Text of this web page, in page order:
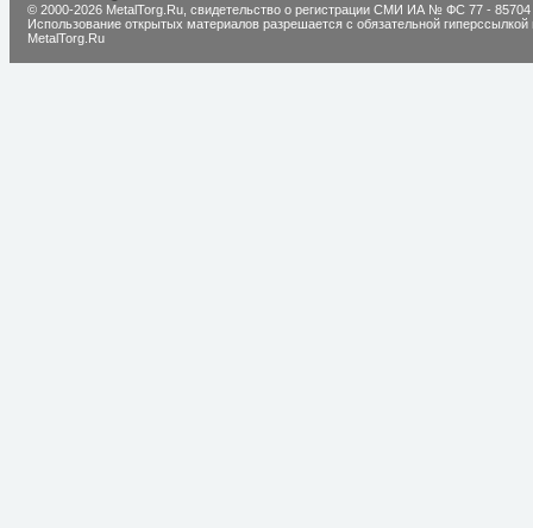
© 2000-2026 MetalTorg.Ru, cвидетельство о регистрации СМИ ИА № ФС 77 - 85704
Использование открытых материалов разрешается с обязательной гиперссылкой
MetalTorg.Ru